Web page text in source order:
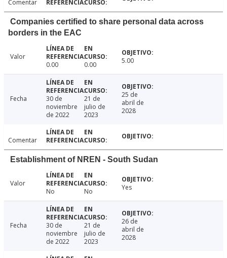
Comentar
Companies certified to share personal data across
borders in the EAC
Valor
0.00
0.00 5.00
Fecha
30 de
noviembre
de 2022
21 de
julio de
2023
25 de
abril de
2028
Comentar
Establishment of NREN - South Sudan
Valor
No
No Yes
Fecha
30 de
noviembre
de 2022
21 de
julio de
2023
26 de
abril de
2028